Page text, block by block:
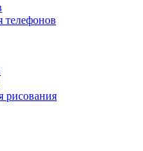
сети
телефонов
рисования